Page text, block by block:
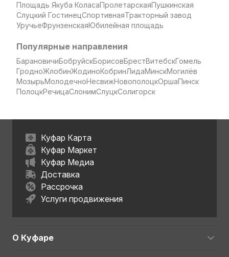
Площадь Якуба КоласаПролетарскаяПушкинская
Слуцкий ГостинецСпортивнаяТракторный завод
УручьеФрунзенскаяЮбилейная площадь
Популярные направления
БарановичиБобруйскБорисовБрестВитебскГомель
ГродноЖлобинЖодиноКобринЛидаМинскМогилёв
МозырьМолодечноНесвижНовополоцкОршаПинск
ПолоцкРечицаСлонимСлуцкСолигорск
Куфар Карта
Куфар Маркет
Куфар Медиа
Доставка
Рассрочка
Услуги продвижения
О Куфаре